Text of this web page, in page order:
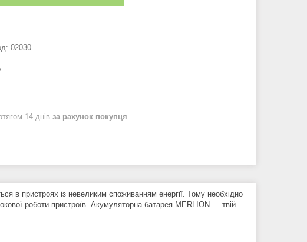
02030
14 днів за рахунок покупця
в пристроях із невеликим споживанням енергії. Тому необхідно
роботи пристроїв. Акумуляторна батарея MERLION — твій